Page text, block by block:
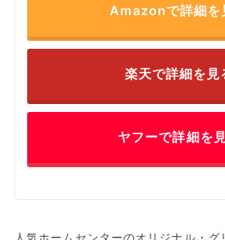
Amazonで詳細を
楽天で詳細を見
ヤフーで詳細を
人気ホームセンターのオリジナル・グ